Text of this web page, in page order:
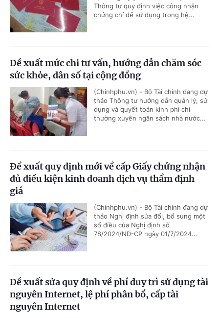
Thông tư quy định việc công nhận
chứng chỉ để sử dụng trong hệ...
Đề xuất mức chi tư vấn, hướng dẫn chăm sóc
sức khỏe, dân số tại cộng đồng
(Chinhphu.vn) - Bộ Tài chính đang dự
thảo Thông tư hướng dẫn quản lý, sử
dụng và quyết toán kinh phí chi
thường xuyên ngân sách nhà nước...
Đề xuất quy định mới về cấp Giấy chứng nhận
đủ điều kiện kinh doanh dịch vụ thẩm định
giá
(Chinhphu.vn) - Bộ Tài chính đang dự
thảo Nghị định sửa đổi, bổ sung một
số điều của Nghị định số
78/2024/NĐ-CP ngày 01/7/2024...
Đề xuất sửa quy định về phí duy trì sử dụng tài
nguyên Internet, lệ phí phân bổ, cấp tài
nguyên Internet